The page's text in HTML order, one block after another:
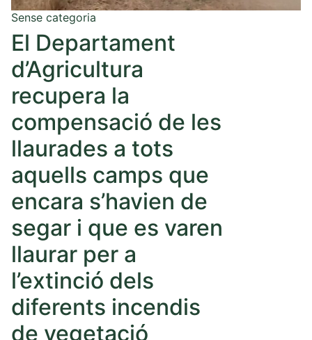
Sense categoria
El Departament
d’Agricultura
recupera la
compensació de les
llaurades a tots
aquells camps que
encara s’havien de
segar i que es varen
llaurar per a
l’extinció dels
diferents incendis
de vegetació